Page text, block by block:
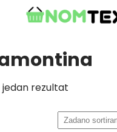
jedan rezultat